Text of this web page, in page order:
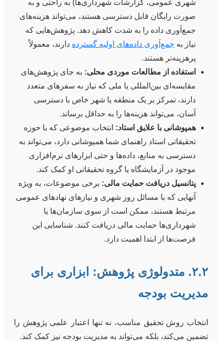
شهری عمومی، گزارشات شهرداری‌ها) به راحتی و به
صورت رایگان قابل دسترسی هستند، می‌تواند هزینه‌های
جمع‌آوری داده را به شدت کاهش دهد. پژوهش‌هایی که
نیاز به جمع‌آوری داده‌های اولیه گسترده دارند، معمولاً
پرهزینه‌تر هستند.
استفاده از مطالعات موردی محلی: به جای پژوهش‌های
مقایسه‌ای بین‌المللی یا ملی که نیاز به سفرهای متعدد
دارند، تمرکز بر یک منطقه یا شهر خاص با دسترسی
آسان، می‌تواند هزینه‌ها را به حداقل برساند.
همپوشانی با علایق استاد: انتخاب موضوعی که با حوزه
تحقیقاتی استاد راهنمای شما همپوشانی دارد، می‌تواند به
دسترسی به منابع، داده‌ها و حتی ابزارهای نرم‌افزاری
موجود در آزمایشگاه یا گروه تحقیقاتی او کمک کند.
پتانسیل دریافت حمایت مالی: برخی موضوعات، به ویژه
آنهایی که با مسائل روز شهری و نیازهای نهادهای عمومی
مرتبط هستند، ممکن است از سوی سازمان‌ها یا
شهرداری‌ها حمایت مالی دریافت کنند. شناسایی این
فرصت‌ها از ابتدا اهمیت دارد.
۲.۲. متدولوژی پژوهش: ابزاری برای
مدیریت بودجه
انتخاب روش تحقیق مناسب، نه تنها اعتبار علمی پژوهش را
تضمین می‌کند، بلکه می‌تواند به مدیریت بودجه نیز کمک کند.